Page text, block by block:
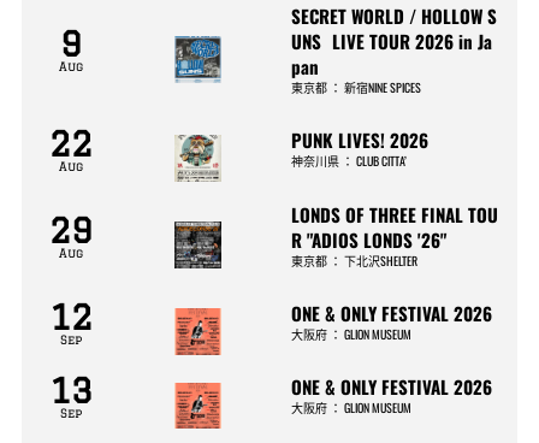
9
Aug
SECRET WORLD / HOLLOW S
UNS LIVE TOUR 2026 in Ja
pan
東京都 ：新宿NINE SPICES
22
Aug
PUNK LIVES! 2026
神奈川県 ：CLUB CITTA’
29
Aug
LONDS OF THREE FINAL TOU
R "ADIOS LONDS '26"
東京都 ：下北沢SHELTER
12
Sep
ONE & ONLY FESTIVAL 2026
大阪府 ：GLION MUSEUM
13
Sep
ONE & ONLY FESTIVAL 2026
大阪府 ：GLION MUSEUM